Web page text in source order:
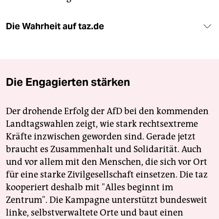
Die Wahrheit auf taz.de
Die Engagierten stärken
Der drohende Erfolg der AfD bei den kommenden
Landtagswahlen zeigt, wie stark rechtsextreme
Kräfte inzwischen geworden sind. Gerade jetzt
braucht es Zusammenhalt und Solidarität. Auch
und vor allem mit den Menschen, die sich vor Ort
für eine starke Zivilgesellschaft einsetzen. Die taz
kooperiert deshalb mit "Alles beginnt im
Zentrum". Die Kampagne unterstützt bundesweit
linke, selbstverwaltete Orte und baut einen